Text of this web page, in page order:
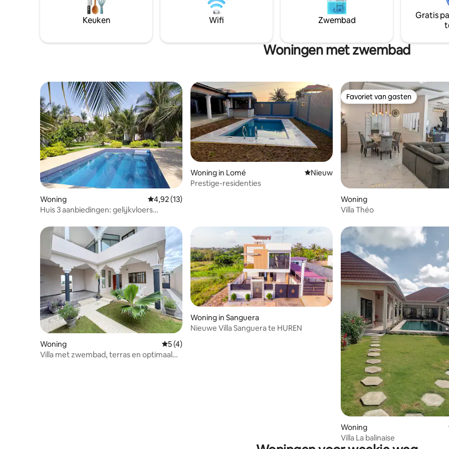
pas disponible à ces horaires.
pour un séjour agréable NB : Courant à la
charge du voyageur
keuken en gezellige kamer.
Keuken Wifi Zwembad
Gratis
Woningen met zwembad
Woning Gemiddelde beoordeling van 4,92 op 5, 13 recensies
4,92 (13)
Huis 3 aanbiedingen: gelijkvloers
Woning in Lomé Nieuwe accommodatie
Nieuw
Prestige-residenties
Favoriet van gasten
Favoriet van gasten
Woning
Villa Théo
Woning Gemiddelde beoordeling van 5 op 5, 4 recensies
5 (4)
Villa met zwembad, terras en optimaal
Woning in Sanguera
Nieuwe Villa Sanguera te HUREN
Woning
Villa La balinaise